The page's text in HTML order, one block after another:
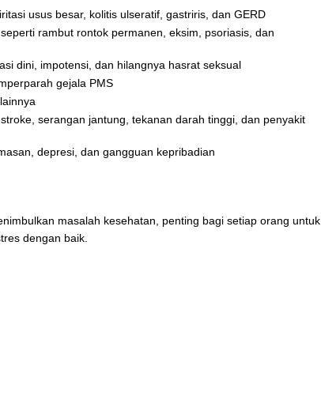
usus besar, kolitis ulseratif, gastriris, dan GERD
rambut rontok permanen, eksim, psoriasis, dan
dini, impotensi, dan hilangnya hasrat seksual
gejala PMS
serangan jantung, tekanan darah tinggi, dan penyakit
depresi, dan gangguan kepribadian
masalah kesehatan, penting bagi setiap orang untuk
dengan baik.